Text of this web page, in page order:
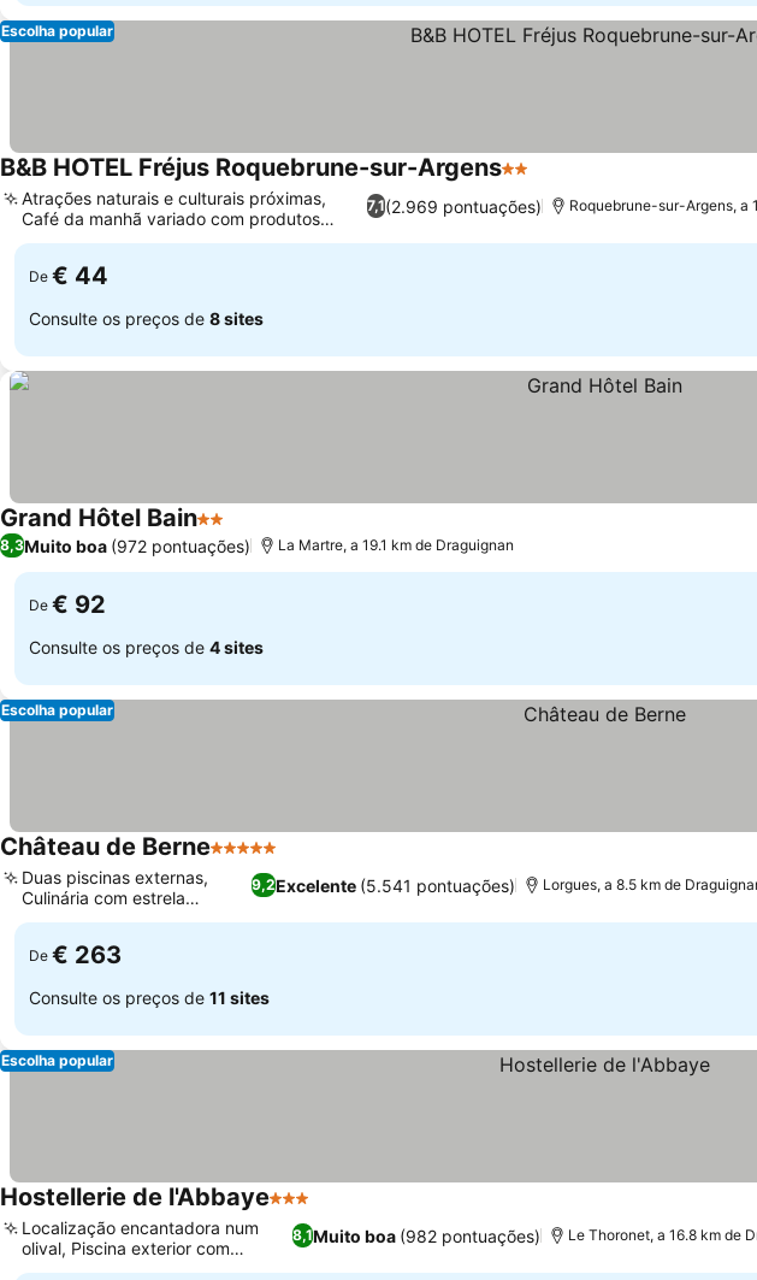
Escolha popular
B&B HOTEL Fréjus Roquebrune-sur-Argens2 Estrelas
7,1(2.969 pontuações)
Atrações naturais e culturais próximas,
Café da manhã variado com produtos
locais
Roquebrune-sur-Argens, a
De € 44
Consulte os preços de 8 sites
Grand Hôtel Bain2 Estrelas
8,3Muito boa (972 pontuações) La Martre, a 19.1 km de Draguignan
De € 92
Consulte os preços de 4 sites
Escolha popular
Château de Berne5 Estrelas
9,2Excelente (5.541 pontuações)
Duas piscinas externas,
Culinária com estrela
Michelin
Lorgues, a 8.5 km de
De € 263
Consulte os preços de 11 sites
Escolha popular
Hostellerie de l'Abbaye3 Estrelas
8,1Muito boa (982 pontuações)
Localização encantadora num
olival, Piscina exterior com
cascata
Le Thoronet, a 16.8 km de